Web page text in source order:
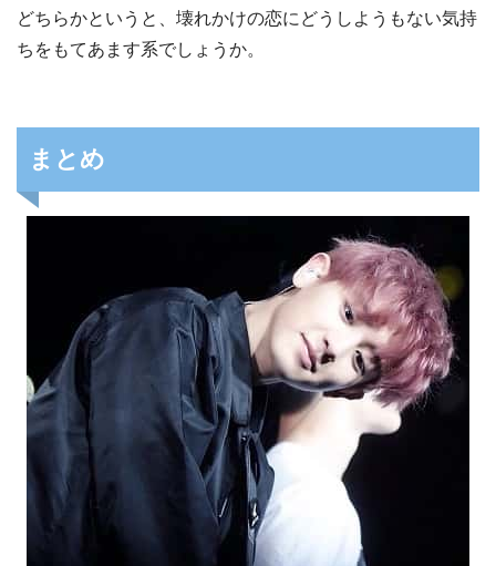
どちらかというと、壊れかけの恋にどうしようもない気持
ちをもてあます系でしょうか。
まとめ